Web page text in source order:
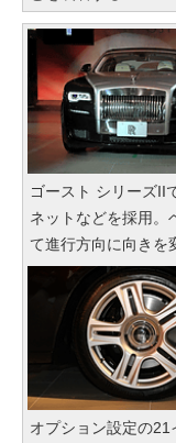
ゴースト シリーズII
ネットなどを採用。
て進行方向に向きを
オプション設定の21